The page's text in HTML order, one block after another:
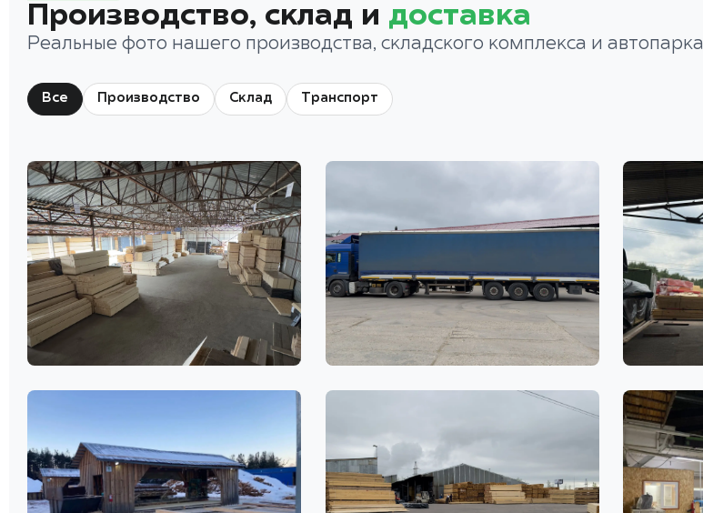
Производство, склад и доставка
Реальные фото нашего производства, складского комплекса и автопарка
Все Производство Склад Транспорт